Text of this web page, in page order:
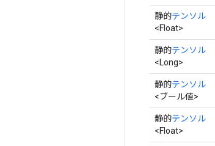
静的テンソル
<Float>
静的テンソル
<Long>
静的テンソル
<ブール値>
静的テンソル
<Float>